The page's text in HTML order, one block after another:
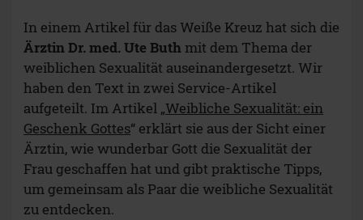
In einem Artikel für das Weiße Kreuz hat sich die
Ärztin Dr. med. Ute Buth mit dem Thema der
weiblichen Sexualität auseinandergesetzt. Wir
haben den Text in zwei Service-Artikel
aufgeteilt. Im Artikel „Weibliche Sexualität: ein
Geschenk Gottes“ erklärt sie aus der Sicht einer
Ärztin, wie wunderbar Gott die Sexualität der
Frau geschaffen hat und gibt praktische Tipps,
um gemeinsam als Paar die weibliche Sexualität
zu entdecken.